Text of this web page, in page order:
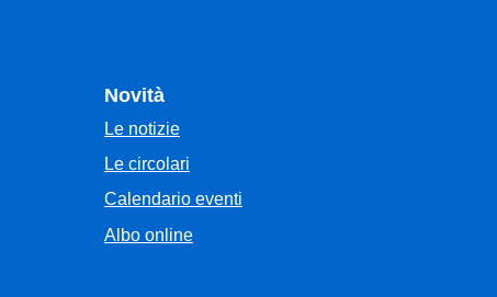
Novità
Le notizie
Le circolari
Calendario eventi
Albo online